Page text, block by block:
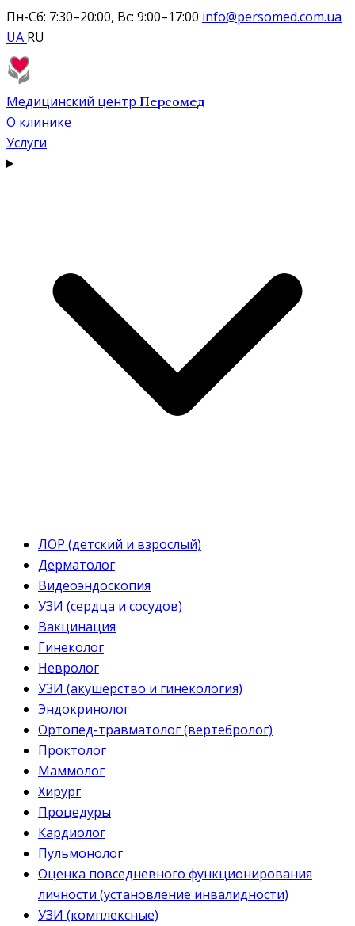
Пн-Сб: 7:30–20:00, Вс: 9:00–17:00 info@persomed.com.ua
UA RU
Медицинский центр Персомед
О клинике
Услуги
ЛОР (детский и взрослый)
Дерматолог
Видеоэндоскопия
УЗИ (сердца и сосудов)
Вакцинация
Гинеколог
Невролог
УЗИ (акушерство и гинекология)
Эндокринолог
Ортопед-травматолог (вертебролог)
Проктолог
Маммолог
Хирург
Процедуры
Кардиолог
Пульмонолог
Оценка повседневного функционирования
личности (установление инвалидности)
УЗИ (комплексные)